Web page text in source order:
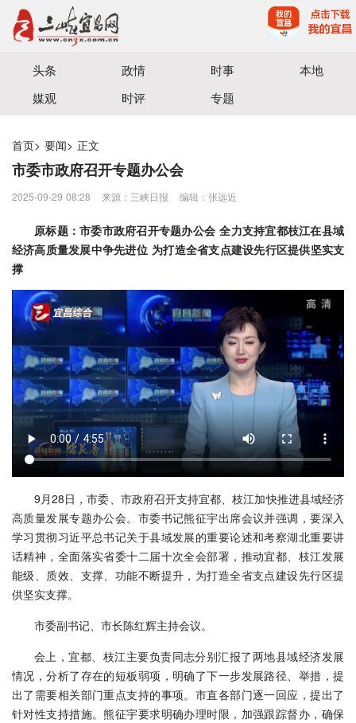
宜昌三峡融媒体中心主办
头条 政情 时事
本地
媒观
时评 专题
首页> 要闻> 正文
市委市政府召开专题办公会
2025-09-29 08:28 来源：三峡日报 编辑：张远近
原标题：市委市政府召开专题办公会 全力支持宜都枝江在县域
经济高质量发展中争先进位 为打造全省支点建设先行区提供坚实支
撑
9月28日，市委、市政府召开支持宜都、枝江加快推进县域经济
高质量发展专题办公会。市委书记熊征宇出席会议并强调，要深入
学习贯彻习近平总书记关于县域发展的重要论述和考察湖北重要讲
话精神，全面落实省委十二届十次全会部署，推动宜都、枝江发展
能级、质效、支撑、功能不断提升，为打造全省支点建设先行区提
供坚实支撑。
市委副书记、市长陈红辉主持会议。
会上，宜都、枝江主要负责同志分别汇报了两地县域经济发展
情况，分析了存在的短板弱项，明确了下一步发展路径、举措，提
出了需要相关部门重点支持的事项。市直各部门逐一回应，提出了
针对性支持措施。熊征宇要求明确办理时限，加强跟踪督办，确保